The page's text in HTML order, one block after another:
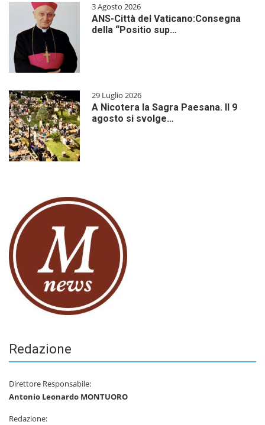
3 Agosto 2026
ANS-Città del Vaticano:Consegna
della “Positio sup…
29 Luglio 2026
A Nicotera la Sagra Paesana. Il 9
agosto si svolge…
Redazione
Direttore Responsabile:
Antonio Leonardo MONTUORO
Redazione: